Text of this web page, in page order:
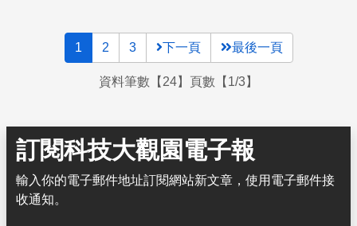
1 2 3 下一頁 最後一頁
資料筆數【24】頁數【1/3】
訂閱科技大觀園電子報
輸入你的電子郵件地址訂閱網站新文章，使用電子郵件接
收通知。